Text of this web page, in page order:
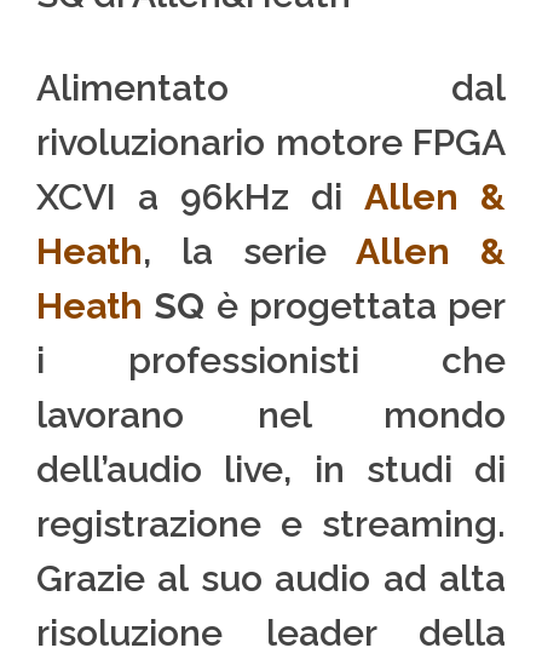
Alimentato dal
rivoluzionario motore FPGA
XCVI a 96kHz di Allen &
Heath, la serieAllen &
Heath SQ è progettata per
i professionisti che
lavorano nel mondo
dell’audio live, in studi di
registrazione e streaming.
Grazie al suo audio ad alta
risoluzione leader della